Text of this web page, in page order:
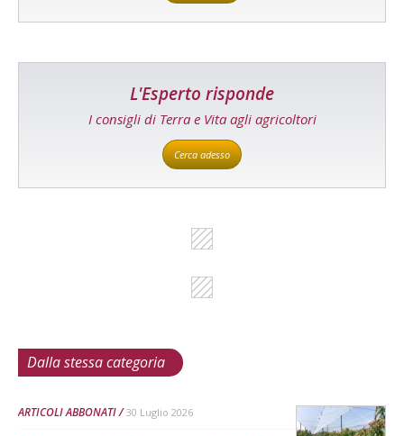
L'Esperto risponde
I consigli di Terra e Vita agli agricoltori
Cerca adesso
Dalla stessa categoria
ARTICOLI ABBONATI 30 Luglio 2026